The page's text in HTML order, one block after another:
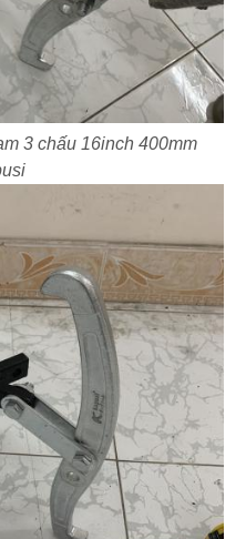
3 chấu 16inch 400mm